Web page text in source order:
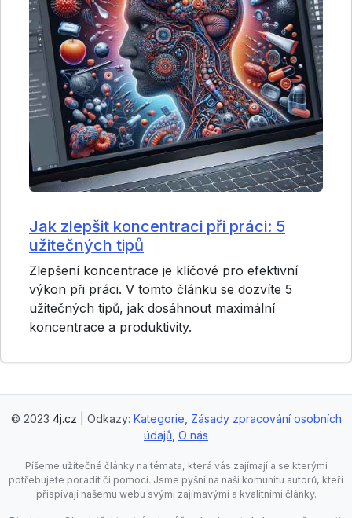
Jak zlepšit koncentraci při práci: 5
užitečných tipů
Zlepšení koncentrace je klíčové pro efektivní
výkon při práci. V tomto článku se dozvíte 5
užitečných tipů, jak dosáhnout maximální
koncentrace a produktivity.
© 2023 4j.cz | Odkazy: Kategorie, Zásady zpracování osobních
údajů, O nás
Píšeme užitečné články na témata, která vás zajímají a se kterými
potřebujete poradit či pomoci. Jsme pyšní na naši komunitu autorů, kteří
přispívají našemu webu svými zajímavými a kvalitními články.